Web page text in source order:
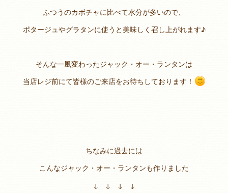
ふつうのカボチャに比べて水分が多いので、
ポタージュやグラタンに使うと美味しく召し上がれます♪
そんな一風変わったジャック・オー・ランタンは
当店レジ前にて皆様のご来店をお待ちしております！
ちなみに過去には
こんなジャック・オー・ランタンも作りました
↓ ↓ ↓ ↓